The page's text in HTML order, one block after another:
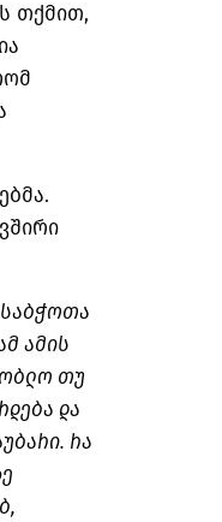
თქმით,
საბჭოთა
ამის
თუ
და
რა